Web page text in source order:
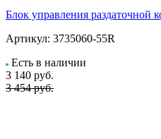
Блок управления раздаточной
Артикул: 3735060-55R
Есть в наличии
3 140 руб.
3 454 руб.